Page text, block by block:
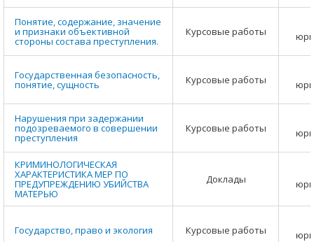
Понятие, содержание, значение
и признаки объективной
стороны состава преступления.
Курсовые работы
Государственная безопасность,
понятие, сущность Курсовые работы
Нарушения при задержании
подозреваемого в совершении
преступления
Курсовые работы
КРИМИНОЛОГИЧЕСКАЯ
ХАРАКТЕРИСТИКА МЕР ПО
ПРЕДУПРЕЖДЕНИЮ УБИЙСТВА
МАТЕРЬЮ
Доклады
Государство, право и экология Курсовые работы